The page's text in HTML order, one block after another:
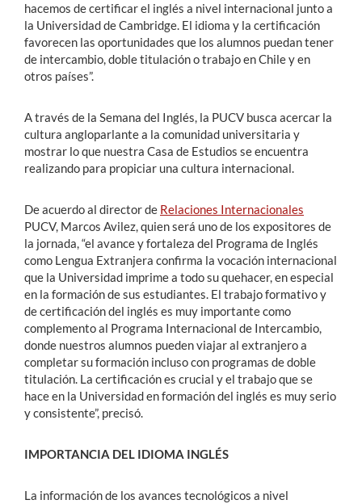
hacemos de certificar el inglés a nivel internacional junto a
la Universidad de Cambridge. El idioma y la certificación
favorecen las oportunidades que los alumnos puedan tener
de intercambio, doble titulación o trabajo en Chile y en
otros países”.
A través de la Semana del Inglés, la PUCV busca acercar la
cultura angloparlante a la comunidad universitaria y
mostrar lo que nuestra Casa de Estudios se encuentra
realizando para propiciar una cultura internacional.
De acuerdo al director de Relaciones Internacionales
PUCV, Marcos Avilez, quien será uno de los expositores de
la jornada, “el avance y fortaleza del Programa de Inglés
como Lengua Extranjera confirma la vocación internacional
que la Universidad imprime a todo su quehacer, en especial
en la formación de sus estudiantes. El trabajo formativo y
de certificación del inglés es muy importante como
complemento al Programa Internacional de Intercambio,
donde nuestros alumnos pueden viajar al extranjero a
completar su formación incluso con programas de doble
titulación. La certificación es crucial y el trabajo que se
hace en la Universidad en formación del inglés es muy serio
y consistente”, precisó.
IMPORTANCIA DEL IDIOMA INGLÉS
La información de los avances tecnológicos a nivel